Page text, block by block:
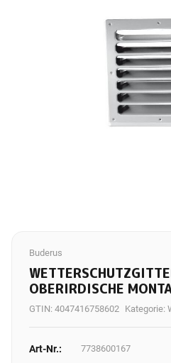
Buderus
OBERIRDISCHE
GTIN: 4047416758602 Kategorie:
Art-Nr.: 7738600167